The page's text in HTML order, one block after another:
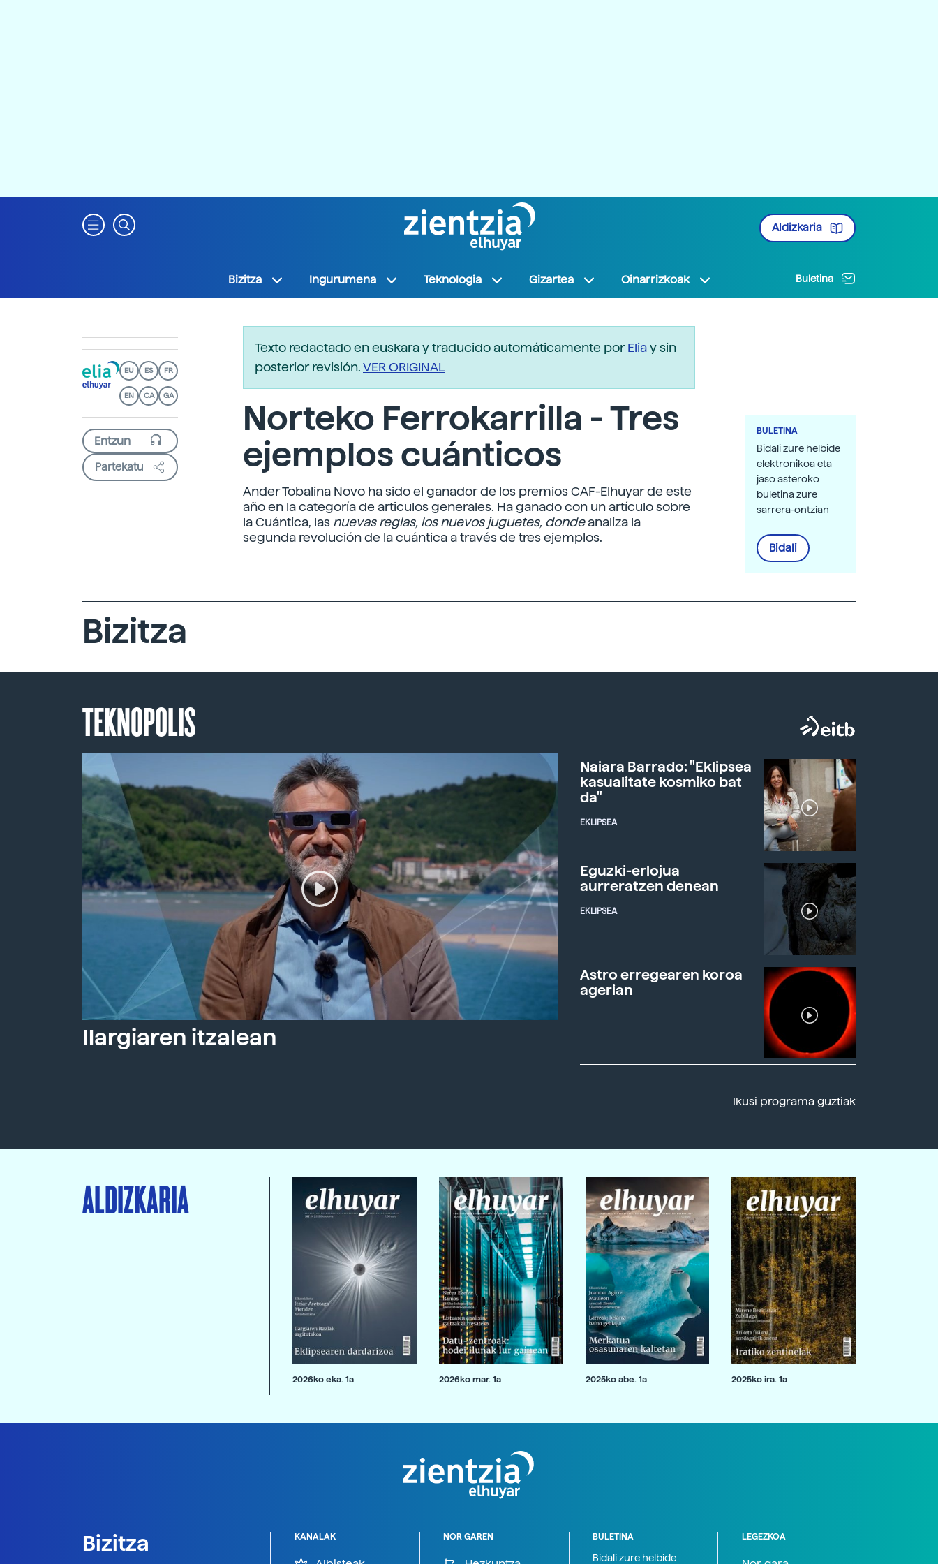
Aldizkaria
Bizitza Ingurumena Teknologia Gizartea Oinarrizkoak Buletina
EU ES FR
EN CA GA
Partekatu
Texto redactado en euskara y traducido automáticamente porEliay sin
posterior revisión.VER ORIGINAL
Norteko Ferrokarrilla - Tres
ejemplos cuánticos
Ander Tobalina Novo ha sido el ganador de los premios CAF-Elhuyar de este
año en la categoría de articulos generales. Ha ganado con un artículo sobre
la Cuántica, las nuevas reglas, los nuevos juguetes, dondeanaliza la
segunda revolución de la cuántica a través de tres ejemplos.
BULETINA
Bidali zure helbide
elektronikoa eta
jaso asteroko
buletina zure
sarrera-ontzian
Bidali
Bizitza
TEKNOPOLIS
Ilargiaren itzalean
Naiara Barrado: "Eklipsea
kasualitate kosmiko bat
da"
EKLIPSEA
Eguzki-erlojua
aurreratzen denean
EKLIPSEA
Astro erregearen koroa
agerian
Ikusi programa guztiak
ALDIZKARIA
2026ko eka. 1a 2026ko mar. 1a 2025ko abe. 1a 2025ko ira. 1a
Bizitza
KANALAK NOR GAREN BULETINA
Bidali zure helbide
LEGEZKOA